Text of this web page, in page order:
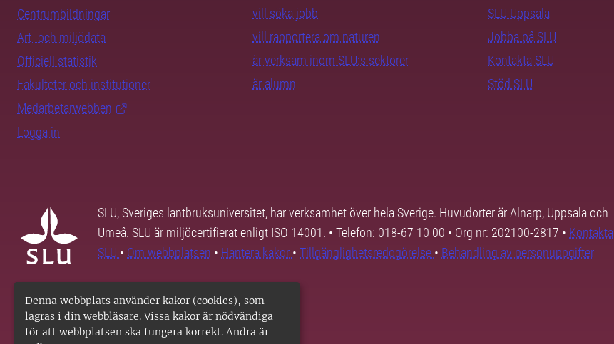
Denna webbplats använder kakor (cookies), som
lagras i din webbläsare. Vissa kakor är nödvändiga
för att webbplatsen ska fungera korrekt. Andra är
Centrumbildningar
Art- och miljödata
Officiell statistik
Fakulteter och institutioner
Medarbetarwebben
Logga in
vill söka jobb
vill rapportera om naturen
är verksam inom SLU:s sektorer
är alumn
SLU Uppsala
Jobba på SLU
Kontakta SLU
Stöd SLU
SLU, Sveriges lantbruksuniversitet, har verksamhet över hela Sverige. Huvudorter är Alnarp, Uppsala och
Umeå. SLU är miljöcertifierat enligt ISO 14001. • Telefon: 018-67 10 00 • Org nr: 202100-2817 • Kontakta
SLU • Om webbplatsen • Hantera kakor • Tillgänglighetsredogörelse • Behandling av personuppgifter